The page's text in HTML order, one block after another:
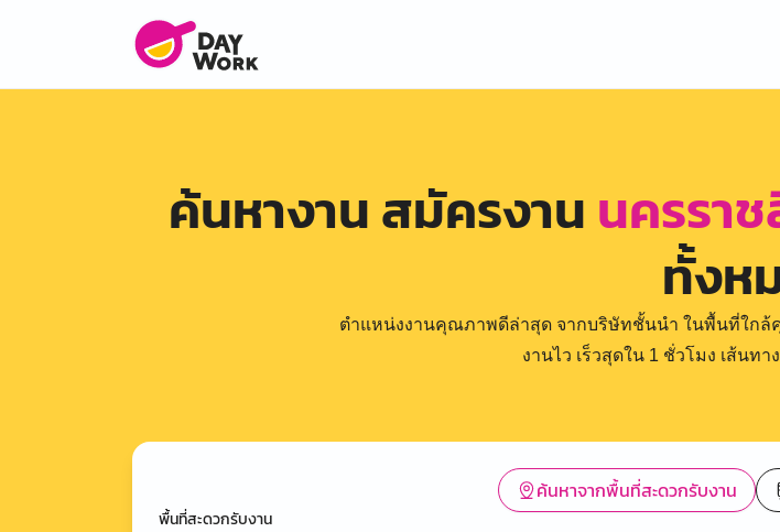
ค้นหางาน สมัครงาน นครรา
ทั้งห
ตำแหน่งงานคุณภาพดีล่าสุด จากบริษัทชั้นนำ ในพื้นที่ใก
งานไว เร็วสุดใน 1 ชั่วโมง เส้นท
ค้นหาจากพื้นที่สะดวกรับงาน
พื้นที่สะดวกรับงาน